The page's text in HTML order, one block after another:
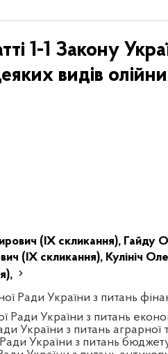
1-1 Закону
видів
(IX скликання), Гайду
(IX скликання), Кулініч
Ради України з питань
Ради України з питань
України з питань аграрної
України з питань